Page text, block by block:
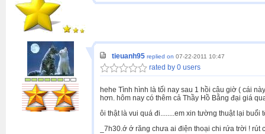
tieuanh95 replied on 07-22-2011 10:47
rated by 0 users
hehe Tình hình là tối nay sau 1 hồi câu giờ ( cái
hơn. hôm nay có thêm cả Thầy Hồ Bằng đại giá
ôi thật là vui quá đi........em xin tường thuật lại buổi
_7h30.ớ ớ răng chưa ai điện thoại chi rứa trời !